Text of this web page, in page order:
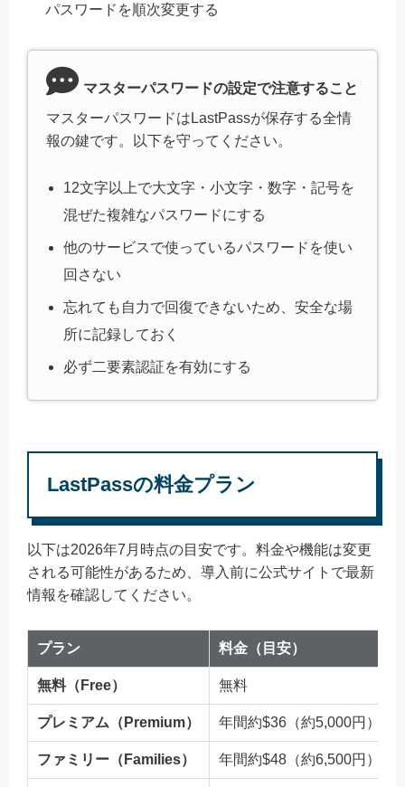
パスワードを順次変更する
マスターパスワードの設定で注意すること
マスターパスワードはLastPassが保存する全情
報の鍵です。以下を守ってください。
12文字以上で大文字・小文字・数字・記号を
混ぜた複雑なパスワードにする
他のサービスで使っているパスワードを使い
回さない
忘れても自力で回復できないため、安全な場
所に記録しておく
必ず二要素認証を有効にする
LastPassの料金プラン
以下は2026年7月時点の目安です。料金や機能は変更
される可能性があるため、導入前に公式サイトで最新
情報を確認してください。
プラン 料金（目安）
無料（Free） 無料
プレミアム（Premium） 年間約$36（約5,000円）
ファミリー（Families） 年間約$48（約6,500円）